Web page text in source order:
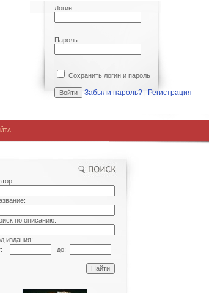
Логин
Пароль
Сохранить логин и пароль
Забыли пароль? | Регистрация
по описанию:
издания:
до: